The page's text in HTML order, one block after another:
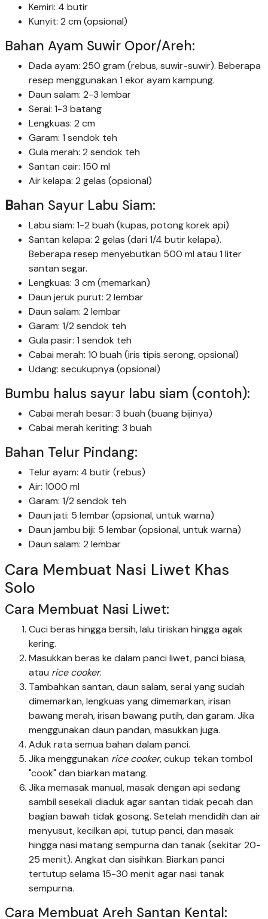
Kemiri: 4 butir
Kunyit: 2 cm (opsional)
Bahan Ayam Suwir Opor/Areh:
Dada ayam: 250 gram (rebus, suwir-suwir). Beberapa
resep menggunakan 1 ekor ayam kampung.
Daun salam: 2-3 lembar
Serai: 1-3 batang
Lengkuas: 2 cm
Garam: 1 sendok teh
Gula merah: 2 sendok teh
Santan cair: 150 ml
Air kelapa: 2 gelas (opsional)
Bahan Sayur Labu Siam:
Labu siam: 1-2 buah (kupas, potong korek api)
Santan kelapa: 2 gelas (dari 1/4 butir kelapa).
Beberapa resep menyebutkan 500 ml atau 1 liter
santan segar.
Lengkuas: 3 cm (memarkan)
Daun jeruk purut: 2 lembar
Daun salam: 2 lembar
Garam: 1/2 sendok teh
Gula pasir: 1 sendok teh
Cabai merah: 10 buah (iris tipis serong, opsional)
Udang: secukupnya (opsional)
Bumbu halus sayur labu siam (contoh):
Cabai merah besar: 3 buah (buang bijinya)
Cabai merah keriting: 3 buah
Bahan Telur Pindang:
Telur ayam: 4 butir (rebus)
Air: 1000 ml
Garam: 1/2 sendok teh
Daun jati: 5 lembar (opsional, untuk warna)
Daun jambu biji: 5 lembar (opsional, untuk warna)
Daun salam: 2 lembar
Cara Membuat Nasi Liwet Khas
Solo
Cara Membuat Nasi Liwet:
Cuci beras hingga bersih, lalu tiriskan hingga agak
kering.
Masukkan beras ke dalam panci liwet, panci biasa,
atau rice cooker.
Tambahkan santan, daun salam, serai yang sudah
dimemarkan, lengkuas yang dimemarkan, irisan
bawang merah, irisan bawang putih, dan garam. Jika
menggunakan daun pandan, masukkan juga.
Aduk rata semua bahan dalam panci.
Jika menggunakan rice cooker, cukup tekan tombol
"cook" dan biarkan matang.
Jika memasak manual, masak dengan api sedang
sambil sesekali diaduk agar santan tidak pecah dan
bagian bawah tidak gosong. Setelah mendidih dan air
menyusut, kecilkan api, tutup panci, dan masak
hingga nasi matang sempurna dan tanak (sekitar 20-
25 menit). Angkat dan sisihkan. Biarkan panci
tertutup selama 15-30 menit agar nasi tanak
sempurna.
Cara Membuat Areh Santan Kental: